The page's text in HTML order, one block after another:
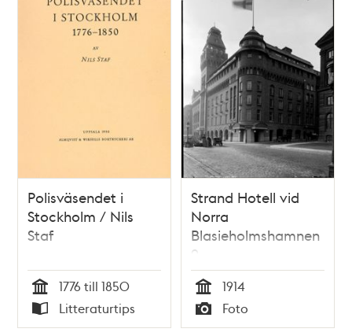
Polisväsendet i
Stockholm / Nils
Staf
Tid
1776 till 1850
Typ
Litteraturtips
Strand Hotell vid
Norra
Blasieholmshamnen
9
Tid
1914
Typ
Foto